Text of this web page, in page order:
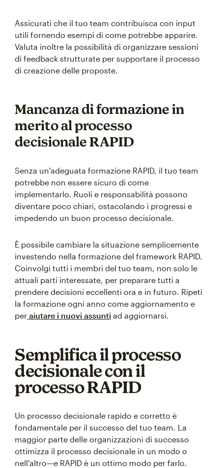
Assicurati che il tuo team contribuisca con input
utili fornendo esempi di come potrebbe apparire.
Valuta inoltre la possibilità di organizzare sessioni
di feedback strutturate per supportare il processo
di creazione delle proposte.
Mancanza di formazione in
merito al processo
decisionale RAPID
Senza un'adeguata formazione RAPID, il tuo team
potrebbe non essere sicuro di come
implementarlo. Ruoli e responsabilità possono
diventare poco chiari, ostacolando i progressi e
impedendo un buon processo decisionale.
È possibile cambiare la situazione semplicemente
investendo nella formazione del framework RAPID.
Coinvolgi tutti i membri del tuo team, non solo le
attuali parti interessate, per preparare tutti a
prendere decisioni eccellenti ora e in futuro. Ripeti
la formazione ogni anno come aggiornamento e
per aiutare i nuovi assunti ad aggiornarsi.
Semplifica il processo
decisionale con il
processo RAPID
Un processo decisionale rapido e corretto è
fondamentale per il successo del tuo team. La
maggior parte delle organizzazioni di successo
ottimizza il processo decisionale in un modo o
nell'altro—e RAPID è un ottimo modo per farlo.